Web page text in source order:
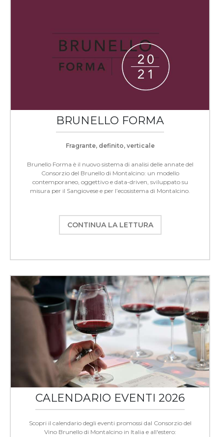
BRUNELLO FORMA
Fragrante, definito, verticale
Brunello Forma è il nuovo sistema di analisi delle annate del
Consorzio del Brunello di Montalcino: un modello
contemporaneo, oggettivo e data-driven, sviluppato su
misura per il Sangiovese e per l’ecosistema di Montalcino.
CONTINUA LA LETTURA
CALENDARIO EVENTI 2026
Scopri il calendario degli eventi promossi dal Consorzio del
Vino Brunello di Montalcino in Italia e all'estero: